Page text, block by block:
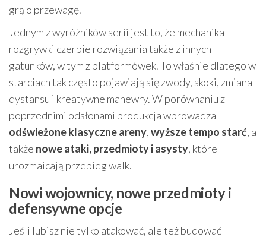
grą o przewagę.
Jednym z wyróżników serii jest to, że mechanika
rozgrywki czerpie rozwiązania także z innych
gatunków, w tym z platformówek. To właśnie dlatego w
starciach tak często pojawiają się zwody, skoki, zmiana
dystansu i kreatywne manewry. W porównaniu z
poprzednimi odsłonami produkcja wprowadza
odświeżone klasyczne areny,wyższe tempo starć, a
także nowe ataki, przedmioty i asysty, które
urozmaicają przebieg walk.
Nowi wojownicy, nowe przedmioty i
defensywne opcje
Jeśli lubisz nie tylko atakować, ale też budować